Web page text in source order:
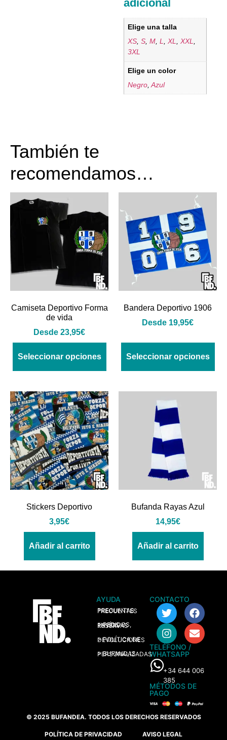
adicional
Elige una talla
XS,S,M,L,XL,XXL,
3XL
Elige un color
Negro ,Azul
También te
recomendamos…
Camiseta Deportivo Forma
de vida
Desde 23,95€
Seleccionar opciones
Bandera Deportivo 1906
Desde 19,95€
Seleccionar opciones
Stickers Deportivo
3,95€
Añadir al carrito
Bufanda Rayas Azul
14,95€
Añadir al carrito
AYUDA
> PREGUNTAS FRECUENTES
> PEDIDOS, ENVÍOS Y RESERVAS
> POLÍTICA DE DEVOLUCIONES
> BUFANDAS PERSONALIZADAS
CONTACTO
TELÉFONO /
WHATSAPP
+34 644 006
385
MÉTODOS DE
PAGO
© 2025 BUFANDEA. TODOS LOS DERECHOS RESERVADOS
POLÍTICA DE PRIVACIDAD AVISO LEGAL